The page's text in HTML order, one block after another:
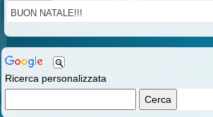
Ricerca personalizzata
BUON NATALE!!!